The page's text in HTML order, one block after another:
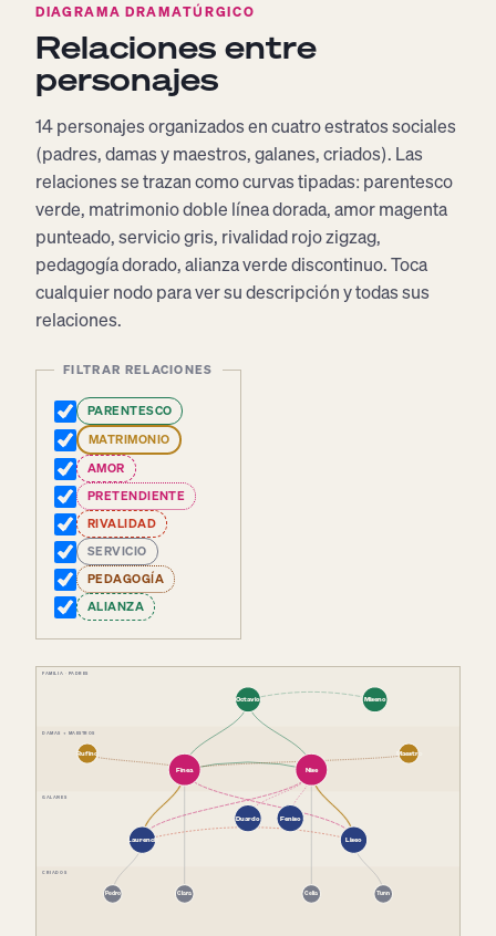
DIAGRAMA DRAMATÚRGICO
Relaciones entre
personajes
14 personajes organizados en cuatro estratos sociales
(padres, damas y maestros, galanes, criados). Las
relaciones se trazan como curvas tipadas: parentesco
verde, matrimonio doble línea dorada, amor magenta
punteado, servicio gris, rivalidad rojo zigzag,
pedagogía dorado, alianza verde discontinuo. Toca
cualquier nodo para ver su descripción y todas sus
relaciones.
FILTRAR RELACIONES
PARENTESCO
MATRIMONIO
AMOR
PRETENDIENTE
RIVALIDAD
SERVICIO
PEDAGOGÍA
ALIANZA
FAMILIA · PADRES
DAMAS + MAESTROS
GALANES
CRIADOS
Octavio Miseno
Rufino Maestro
Finea Nise
Laurencio Liseo
Duardo Feniso
Pedro Turín
Clara Celia